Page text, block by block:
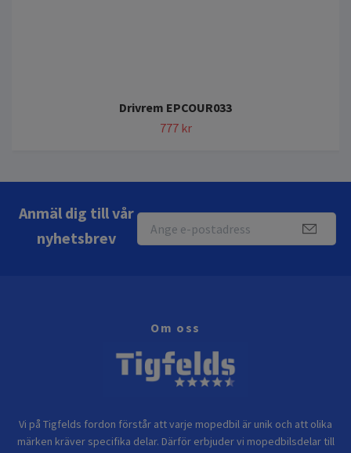
Drivrem EPCOUR033
777 kr
Anmäl dig till vår
nyhetsbrev
Om oss
Vi på Tigfelds fordon förstår att varje mopedbil är unik och att olika
märken kräver specifika delar. Därför erbjuder vi mopedbilsdelar till